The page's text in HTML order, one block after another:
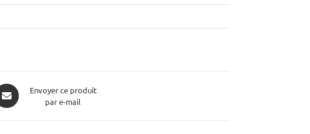
Envoyer ce produit
par e-mail